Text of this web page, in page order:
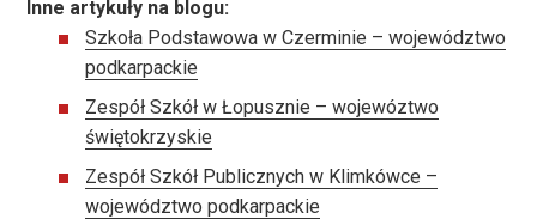
Inne artykuły na blogu:
Szkoła Podstawowa w Czerminie – województwo
podkarpackie
Zespół Szkół w Łopusznie – wojewóztwo
świętokrzyskie
Zespół Szkół Publicznych w Klimkówce –
województwo podkarpackie